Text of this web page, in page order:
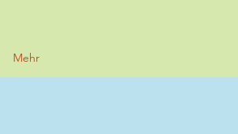
Mehr